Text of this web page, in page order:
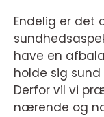
Endelig er det
have en
holde sig
Derfor vil vi
nærende og